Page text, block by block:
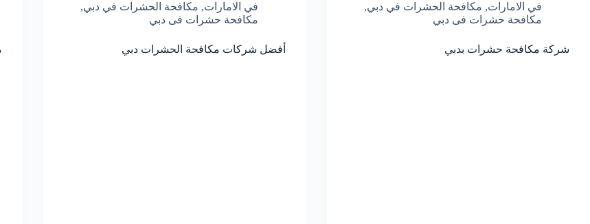
في الامارات, مكافحة الحشرات في دبي,
مكافحة حشرات فى دبي
شركة مكافحة حشرات بدبي
في الامارات, مكافحة الحشرات في دبي,
مكافحة حشرات فى دبي
أفضل شركات مكافحة الحشرات دبي